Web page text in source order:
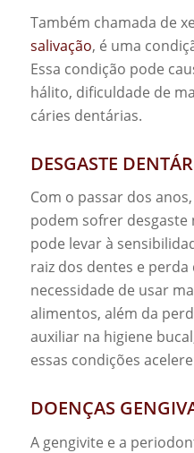
Também chamada de
salivação, é uma
Essa condição pode
hálito, dificuldade de
cáries dentárias.
DESGASTE
Com o passar dos
podem sofrer desgaste
pode levar à
raiz dos dentes e
necessidade de usar
alimentos, além da
auxiliar na higiene
essas condições
DOENÇAS
A gengivite e a